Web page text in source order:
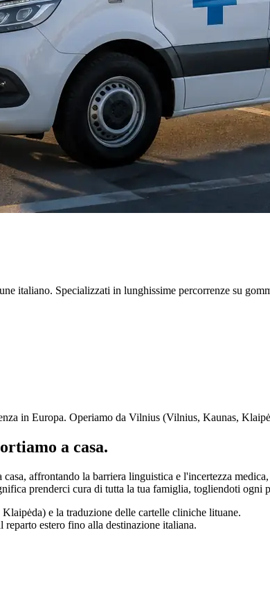
italiano. Specializzati in lunghissime percorrenze su
in Europa. Operiamo da Vilnius (Vilnius, Kaunas,
a casa.
casa, affrontando la barriera linguistica e l'incertezza
prenderci cura di tutta la tua famiglia, togliendoti ogni
) e la traduzione delle cartelle cliniche lituane.
estero fino alla destinazione italiana.